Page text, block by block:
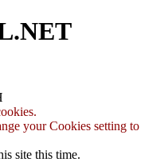
your Cookies setting to
site this time.